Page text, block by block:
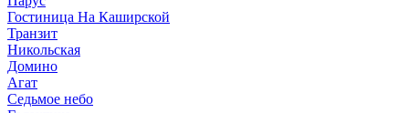
Гостиница На Каширской
Транзит
Никольская
Домино
Агат
Седьмое небо